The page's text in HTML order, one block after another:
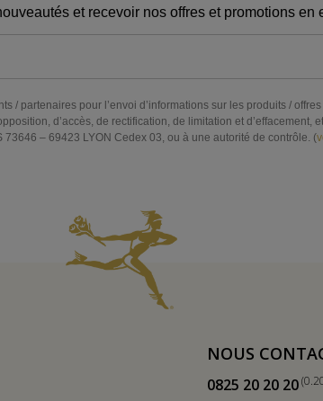
et recevoir nos offres et promotions en
/ partenaires pour l’envoi d’informations sur les produits /
d’accès, de rectification, de limitation et
73646 – 69423 LYON Cedex 03, ou à une autorité de contrôle. (
NOUS
0825 20 20 20